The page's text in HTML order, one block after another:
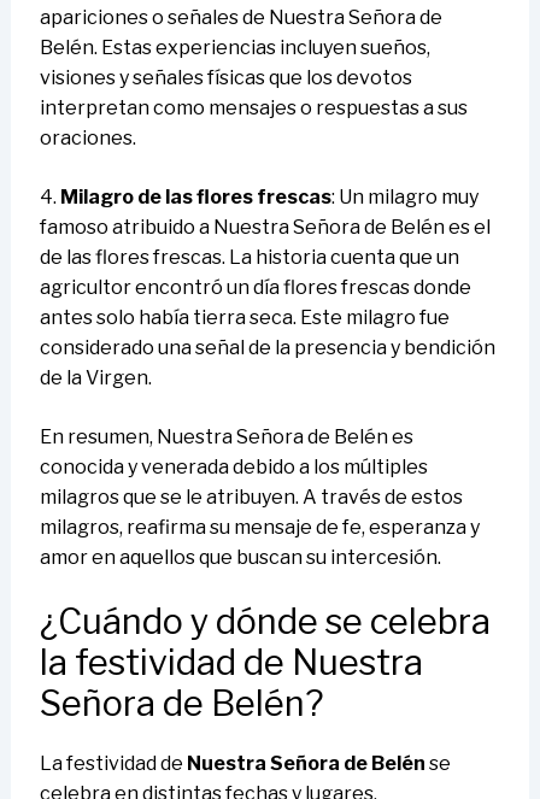
apariciones o señales de Nuestra Señora de
Belén. Estas experiencias incluyen sueños,
visiones y señales físicas que los devotos
interpretan como mensajes o respuestas a sus
oraciones.
4. Milagro de las flores frescas: Un milagro muy
famoso atribuido a Nuestra Señora de Belén es el
de las flores frescas. La historia cuenta que un
agricultor encontró un día flores frescas donde
antes solo había tierra seca. Este milagro fue
considerado una señal de la presencia y bendición
de la Virgen.
En resumen, Nuestra Señora de Belén es
conocida y venerada debido a los múltiples
milagros que se le atribuyen. A través de estos
milagros, reafirma su mensaje de fe, esperanza y
amor en aquellos que buscan su intercesión.
¿Cuándo y dónde se celebra
la festividad de Nuestra
Señora de Belén?
La festividad de Nuestra Señora de Belén se
celebra en distintas fechas y lugares,